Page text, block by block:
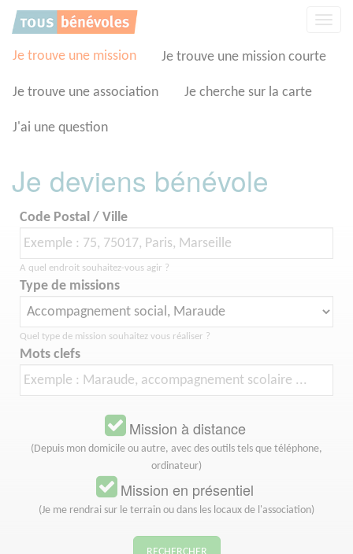
Je trouve une mission Je trouve une mission courte
Je trouve une association Je cherche sur la carte
J'ai une question
Je deviens bénévole
Code Postal / Ville
A quel endroit souhaitez-vous agir ?
Type de missions
Quel type de mission souhaitez vous réaliser ?
Mots clefs
Mission à distance
(Depuis mon domicile ou autre, avec des outils tels que téléphone,
ordinateur)
Mission en présentiel
(Je me rendrai sur le terrain ou dans les locaux de l'association)
Panneau de gestion des cookies